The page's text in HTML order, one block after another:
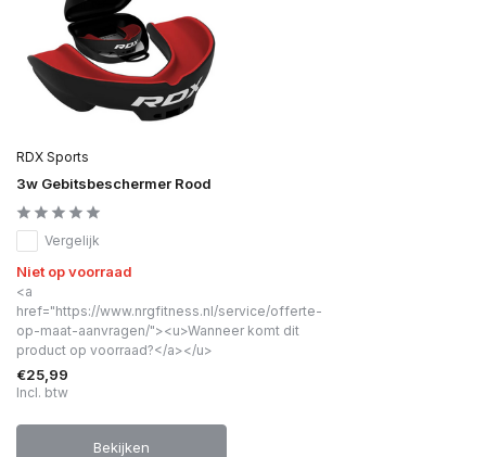
RDX Sports
3w Gebitsbeschermer Rood
Vergelijk
Niet op voorraad
<a
href="https://www.nrgfitness.nl/service/offerte-
op-maat-aanvragen/"><u>Wanneer komt dit
product op voorraad?</a></u>
€25,99
Incl. btw
Bekijken